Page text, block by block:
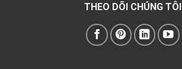
THEO DÕI CHÚNG TÔI